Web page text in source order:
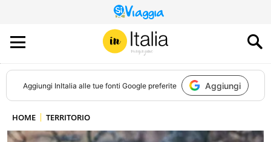
QUESTO
SITO
CONTRIBUISCE
ALL’AUDIENCE
DI
Aggiungi InItalia alle tue fonti Google preferite Aggiungi
HOME TERRITORIO